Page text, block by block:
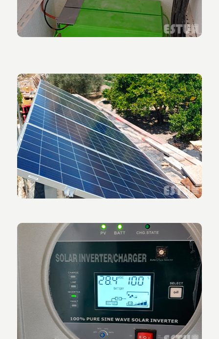
Vista de la instalación fotovoltaica aislada
terminada.
Vista del panel del inversor de 24/230v de 5kw de
potencia instalado en la parcela.